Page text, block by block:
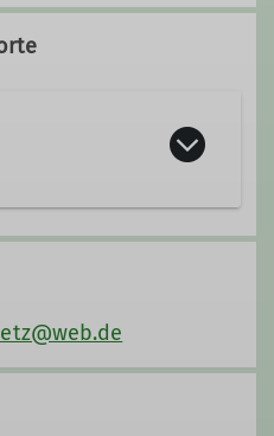
Breitensport Indoor